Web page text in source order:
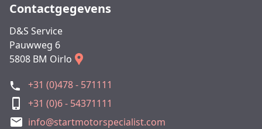
Contactgegevens
D&S Service
Pauwweg 6
5808 BM Oirlo
+31 (0)478 - 571111
+31 (0)6 - 54371111
info@startmotorspecialist.com